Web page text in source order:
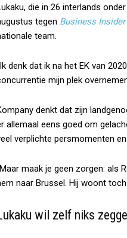
die in 26 interlands
tegen Business Insider
team.
denk dat ik na het EK van
mijn plek
denkt dat zijn
allemaal eens goed om
verplichte persmomenten
maak je geen zorgen: als
naar Brussel. Hij woont
wil zelf niks